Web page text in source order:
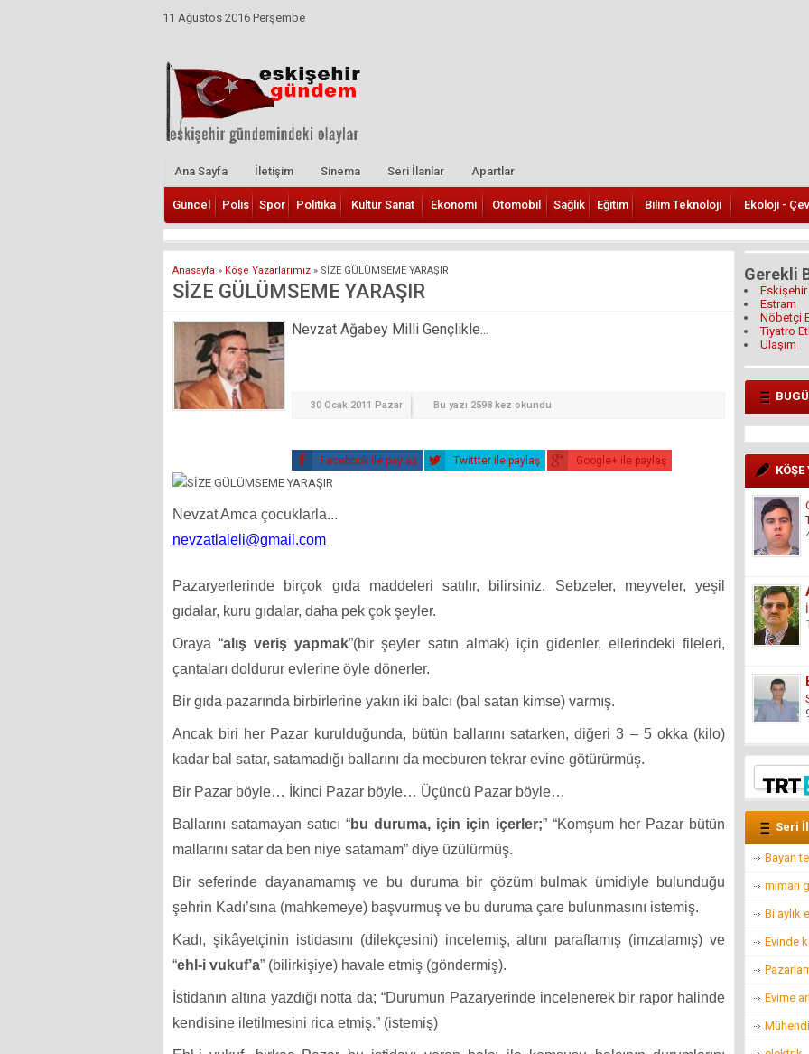
11 Ağustos 2016 Perşembe
Ana Sayfa İletişim Sinema Seri İlanlar Apartlar
Güncel Polis Spor Politika Kültür Sanat Ekonomi Otomobil Sağlık Eğitim Bilim Teknoloji Ekoloji -
Anasayfa » Köşe Yazarlarımız » SİZE GÜLÜMSEME YARAŞIR
SİZE GÜLÜMSEME YARAŞIR
Nevzat Ağabey Milli Gençlikle...
30 Ocak 2011 Pazar Bu yazı 2598 kez okundu
Facebook ile paylaş Twittter ile paylaş Google+ ile paylaş
Nevzat Amca çocuklarla...
nevzatlaleli@gmail.com
Pazaryerlerinde birçok gıda maddeleri satılır, bilirsiniz. Sebzeler, meyveler, yeşil
gıdalar, kuru gıdalar, daha pek çok şeyler.
Oraya “alış veriş yapmak”(bir şeyler satın almak) için gidenler, ellerindeki fileleri,
çantaları doldurur evlerine öyle dönerler.
Bir gıda pazarında birbirlerine yakın iki balcı (bal satan kimse) varmış.
Ancak biri her Pazar kurulduğunda, bütün ballarını satarken, diğeri 3 – 5 okka (kilo)
kadar bal satar, satamadığı ballarını da mecburen tekrar evine götürürmüş.
Bir Pazar böyle… İkinci Pazar böyle… Üçüncü Pazar böyle…
Ballarını satamayan satıcı “bu duruma, için için içerler;” “Komşum her Pazar bütün
mallarını satar da ben niye satamam” diye üzülürmüş.
Bir seferinde dayanamamış ve bu duruma bir çözüm bulmak ümidiyle bulunduğu
şehrin Kadı’sına (mahkemeye) başvurmuş ve bu duruma çare bulunmasını istemiş.
Kadı, şikâyetçinin istidasını (dilekçesini) incelemiş, altını paraflamış (imzalamış) ve
“ehl-i vukuf’a” (bilirkişiye) havale etmiş (göndermiş).
İstidanın altına yazdığı notta da; “Durumun Pazaryerinde incelenerek bir rapor halinde
kendisine iletilmesini rica etmiş.” (istemiş)
Gerekli
Estram
Nöbetçi
Tiyatro
Ulaşım
Seri
Bayan
mimarı
Bi aylık
Evinde
Evime